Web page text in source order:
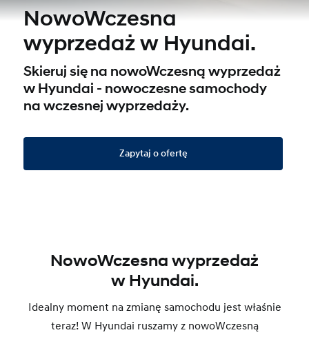
NowoWczesna
wyprzedaż w Hyundai.
Skieruj się na nowoWczesną wyprzedaż
w Hyundai - nowoczesne samochody
na wczesnej wyprzedaży.
Zapytaj o ofertę
NowoWczesna wyprzedaż
w Hyundai.
Idealny moment na zmianę samochodu jest właśnie
teraz! W Hyundai ruszamy z nowoWczesną